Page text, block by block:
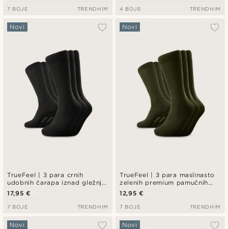
7 BOJE TRENDHIM 4 BOJE TRENDHIM
TrueFeel | 3 para crnih
udobnih čarapa iznad gležnja
od bambusa
Novi
17,95 €
7 BOJE TRENDHIM
TrueFeel | 3 para maslinasto
zelenih premium pamučnih
čarapa iznad gležnja
Novi
12,95 €
7 BOJE TRENDHIM
Novi Novi